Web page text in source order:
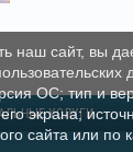
УСЛУГИ
наш сайт, вы
ОС; тип и
экрана;
сайта или по